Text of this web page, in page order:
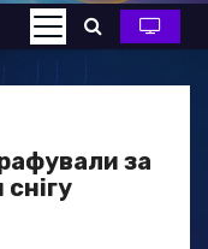
за